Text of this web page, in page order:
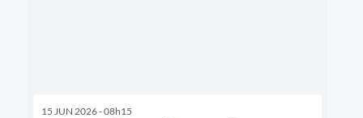
15 JUN 2026 - 08h15